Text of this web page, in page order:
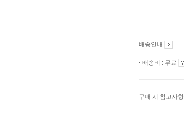
배송안내
배송비 : 무료
구매 시 참고사항